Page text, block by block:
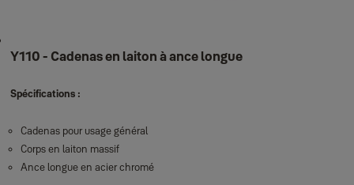
Y110 - Cadenas en laiton à ance longue
Spécifications :
Cadenas pour usage général
Corps en laiton massif
Ance longue en acier chromé